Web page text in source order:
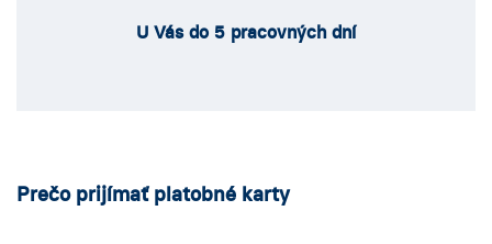
U Vás do 5 pracovných dní
Prečo prijímať platobné karty